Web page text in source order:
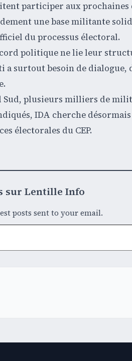
participer aux prochaines
une base militante
du processus électoral.
politique ne lie leur
surtout besoin de dialogue,
Sud, plusieurs milliers de
IDA cherche
électorales du CEP.
sur Lentille Info
posts sent to your email.